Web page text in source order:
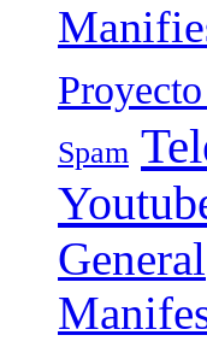
Spam
General